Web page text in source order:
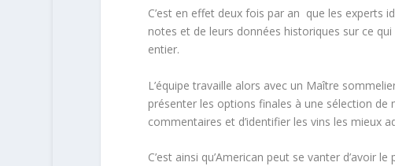
C’est en effet deux fois par an que les experts
notes et de leurs données historiques sur ce
entier.
L’équipe travaille alors avec un Maître
présenter les options finales à une sélection de
commentaires et d’identifier les vins les mieux
C’est ainsi qu’American peut se vanter d’avoir